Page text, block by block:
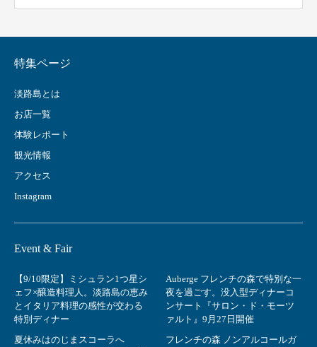
特集ページ
淡路島とは
お店一覧
体験レポート
観光情報
アクセス
Instagram
Event & Fair
【9/10限定】ミシュラン1つ星シ
ェフ×醸造料理人。淡路島の恵み
とイタリア料理の感性が交わる
特別ディナー
Auberge フレンチの森で特別な一
夜を過ごす。没入型ディナーコ
ンサート『サロン・ド・モーツ
ァルト』9月27日開催
夏休みはのじまスコーラへ
フレンチの森 ノンアルコールガ